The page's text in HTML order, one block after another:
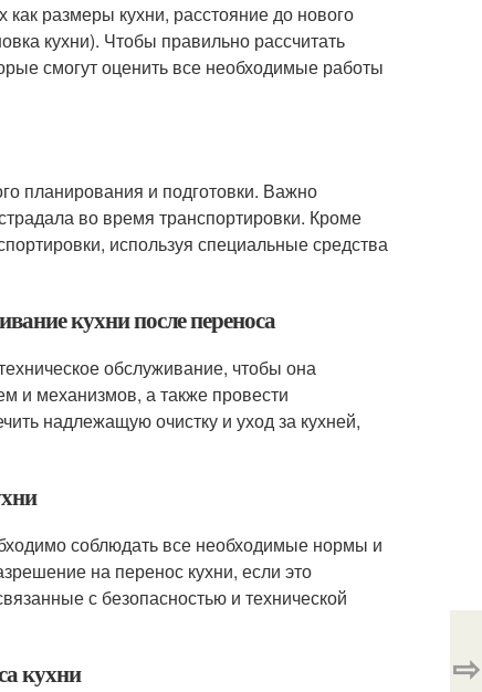
как размеры кухни, расстояние до нового
кухни). Чтобы правильно рассчитать
смогут оценить все необходимые работы
планирования и подготовки. Важно
во время транспортировки. Кроме
используя специальные средства
кухни после переноса
обслуживание, чтобы она
и механизмов, а также провести
надлежащую очистку и уход за кухней,
соблюдать все необходимые нормы и
на перенос кухни, если это
с безопасностью и технической
кухни ⇨